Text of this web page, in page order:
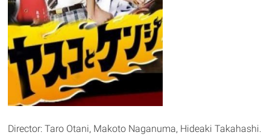
Director: Taro Otani, Makoto Naganuma, Hideaki Takahashi.